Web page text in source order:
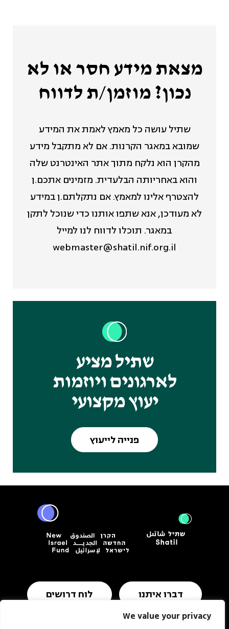
We value your privacy
מצאת מידע חסר או לא
נכון? מוזמן/ת לדווח
שתיל עושה כל מאמץ לאמת את המידע
שמובא במאגר הקרנות. אם לא מתקבל מידע
מהקרן הוא נלקח מתוך אתר האינטרנט שלה
והוא באחריותה הבלעדית. מזמינים אתכם.ן
להצטרף אלינו למאמץ. אם נתקלתם.ן במידע
לא מעודכן, אנא שתפו אותנו כדי שנוכל לתקן
במאגר. תוכלו לדווח לנו למייל
webmaster@shatil.nif.org.il
שתיל מציע
לארגונים ויוזמות
יעוץ מקצועי
פנייה לייעוץ
דברו איתנו לוח דרושים